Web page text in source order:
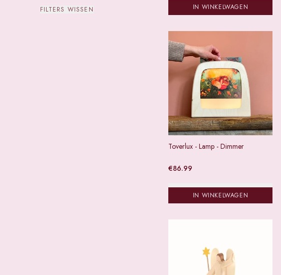
FILTERS WISSEN IN WINKELWAGEN
Toverlux - Lamp - Dimmer
€86.99
IN WINKELWAGEN